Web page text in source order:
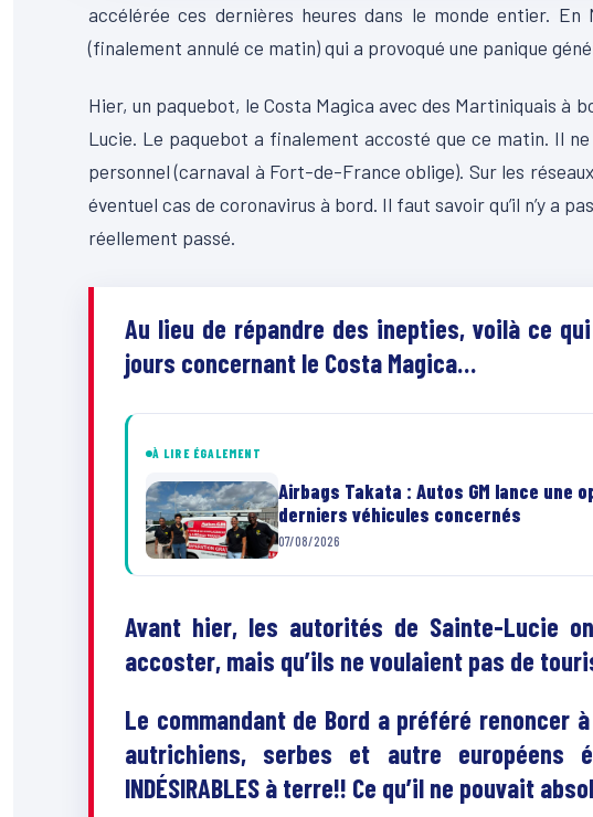
accélérée ces dernières heures dans le monde entier. En
(finalement annulé ce matin) qui a provoqué une panique
Hier, un paquebot, le Costa Magica avec des Martiniquais à
Lucie. Le paquebot a finalement accosté que ce matin. Il
personnel (carnaval à Fort-de-France oblige). Sur les
éventuel cas de coronavirus à bord. Il faut savoir qu’il n’y a
réellement passé.
Au lieu de répandre des inepties, voilà ce
jours concernant le Costa Magica…
À LIRE ÉGALEMENT
Airbags Takata : Autos GM lance
derniers véhicules concernés
07/08/2026
Avant hier, les autorités de Sainte-Lucie
accoster, mais qu’ils ne voulaient pas de
Le commandant de Bord a préféré renoncer
autrichiens, serbes et autre
INDÉSIRABLES à terre!! Ce qu’il ne pouvait a